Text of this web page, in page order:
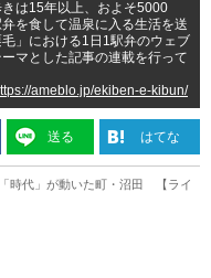
は15年以上、およそ5000
を食して温泉に入る生活を送
」における1日1駅弁のウェブ
マとした記事の連載を行って
ameblo.jp/ekiben-e-kibun/
送る はてな
時代」が動いた町・沼田 【ライ